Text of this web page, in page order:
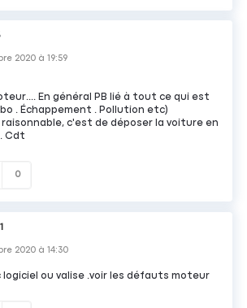
2020 à19:59
En général PB lié à tout ce qui est
. Échappement . Pollution etc)
raisonnable, c'est de déposer la voiture en
Cdt
0
2020 à14:30
ou valise .voir les défauts moteur